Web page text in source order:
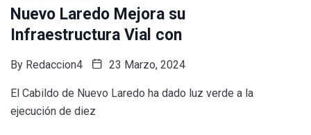
Nuevo Laredo Mejora su
Infraestructura Vial con
By Redaccion4 23 Marzo, 2024
El Cabildo de Nuevo Laredo ha dado luz verde a la
ejecución de diez